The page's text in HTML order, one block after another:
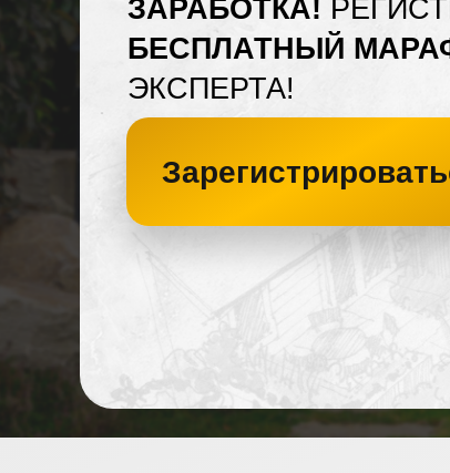
ЗАРАБОТКА!
БЕСПЛАТНЫЙ
ЭКСПЕРТА!